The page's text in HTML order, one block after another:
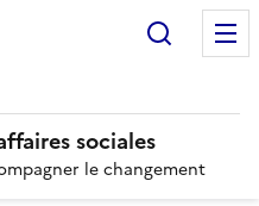
sociales
le changement